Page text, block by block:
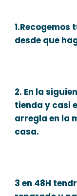
1.Recogemos
desde que
2. En la
tienda y casi
arregla en la
casa.
3 en 48H